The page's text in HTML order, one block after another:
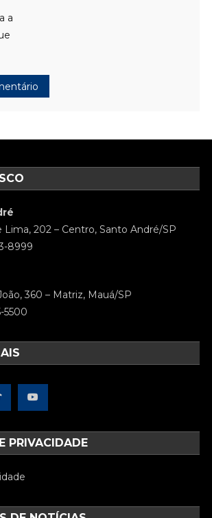
a
Lima, 202 – Centro, Santo André/SP
8999
360 – Matriz, Mauá/SP
5500
PRIVACIDADE